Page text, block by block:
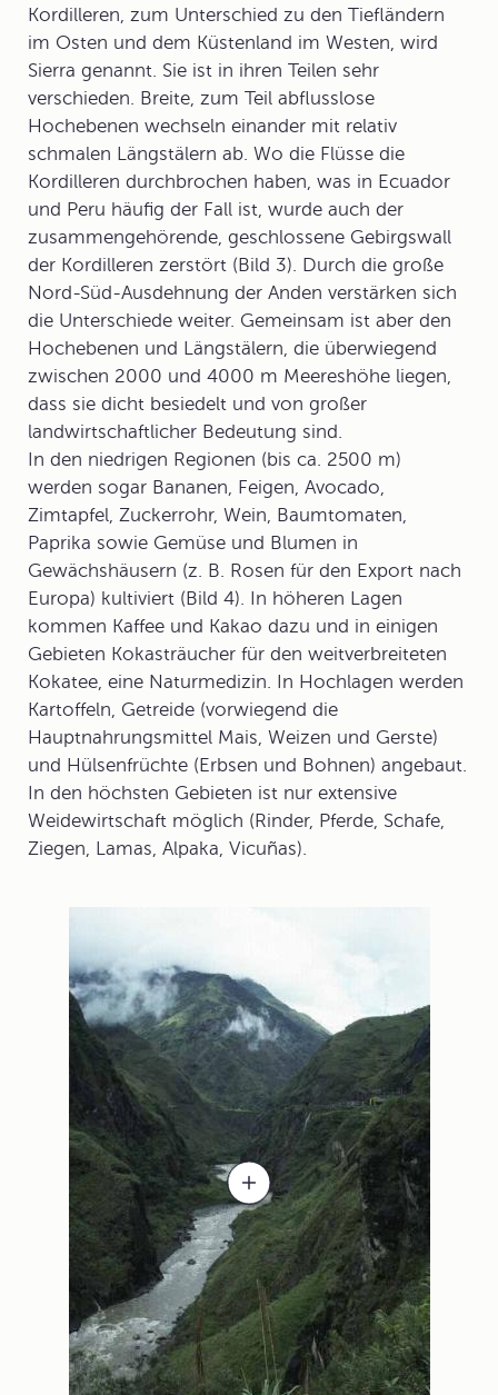
Kordilleren, zum Unterschied zu den Tiefländern
im Osten und dem Küstenland im Westen, wird
Sierra genannt. Sie ist in ihren Teilen sehr
verschieden. Breite, zum Teil abflusslose
Hochebenen wechseln einander mit relativ
schmalen Längstälern ab. Wo die Flüsse die
Kordilleren durchbrochen haben, was in Ecuador
und Peru häufig der Fall ist, wurde auch der
zusammengehörende, geschlossene Gebirgswall
der Kordilleren zerstört (Bild 3). Durch die große
Nord-Süd-Ausdehnung der Anden verstärken sich
die Unterschiede weiter. Gemeinsam ist aber den
Hochebenen und Längstälern, die überwiegend
zwischen 2000 und 4000 m Meereshöhe liegen,
dass sie dicht besiedelt und von großer
landwirtschaftlicher Bedeutung sind.
In den niedrigen Regionen (bis ca. 2500 m)
werden sogar Bananen, Feigen, Avocado,
Zimtapfel, Zuckerrohr, Wein, Baumtomaten,
Paprika sowie Gemüse und Blumen in
Gewächshäusern (z. B. Rosen für den Export nach
Europa) kultiviert (Bild 4). In höheren Lagen
kommen Kaffee und Kakao dazu und in einigen
Gebieten Kokasträucher für den weitverbreiteten
Kokatee, eine Naturmedizin. In Hochlagen werden
Kartoffeln, Getreide (vorwiegend die
Hauptnahrungsmittel Mais, Weizen und Gerste)
und Hülsenfrüchte (Erbsen und Bohnen) angebaut.
In den höchsten Gebieten ist nur extensive
Weidewirtschaft möglich (Rinder, Pferde, Schafe,
Ziegen, Lamas, Alpaka, Vicuñas).